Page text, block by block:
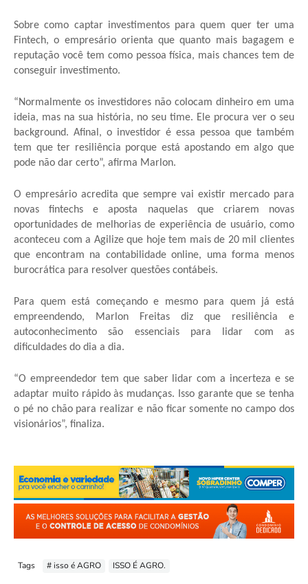
Sobre como captar investimentos para quem quer ter uma
Fintech, o empresário orienta que quanto mais bagagem e
reputação você tem como pessoa física, mais chances tem de
conseguir investimento.
“Normalmente os investidores não colocam dinheiro em uma
ideia, mas na sua história, no seu time. Ele procura ver o seu
background. Afinal, o investidor é essa pessoa que também
tem que ter resiliência porque está apostando em algo que
pode não dar certo”, afirma Marlon.
O empresário acredita que sempre vai existir mercado para
novas fintechs e aposta naquelas que criarem novas
oportunidades de melhorias de experiência de usuário, como
aconteceu com a Agilize que hoje tem mais de 20 mil clientes
que encontram na contabilidade online, uma forma menos
burocrática para resolver questões contábeis.
Para quem está começando e mesmo para quem já está
empreendendo, Marlon Freitas diz que resiliência e
autoconhecimento são essenciais para lidar com as
dificuldades do dia a dia.
“O empreendedor tem que saber lidar com a incerteza e se
adaptar muito rápido às mudanças. Isso garante que se tenha
o pé no chão para realizar e não ficar somente no campo dos
visionários”, finaliza.
Tags # isso é AGRO ISSO É AGRO.